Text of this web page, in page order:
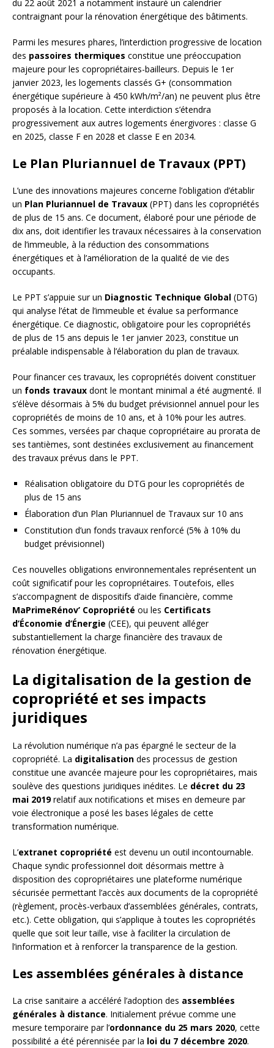
du 22 août 2021 a notamment instauré un calendrier
contraignant pour la rénovation énergétique des bâtiments.
Parmi les mesures phares, l’interdiction progressive de location
des passoires thermiques constitue une préoccupation
majeure pour les copropriétaires-bailleurs. Depuis le 1er
janvier 2023, les logements classés G+ (consommation
énergétique supérieure à 450 kWh/m²/an) ne peuvent plus être
proposés à la location. Cette interdiction s’étendra
progressivement aux autres logements énergivores : classe G
en 2025, classe F en 2028 et classe E en 2034.
Le Plan Pluriannuel de Travaux (PPT)
L’une des innovations majeures concerne l’obligation d’établir
un Plan Pluriannuel de Travaux (PPT) dans les copropriétés
de plus de 15 ans. Ce document, élaboré pour une période de
dix ans, doit identifier les travaux nécessaires à la conservation
de l’immeuble, à la réduction des consommations
énergétiques et à l’amélioration de la qualité de vie des
occupants.
Le PPT s’appuie sur un Diagnostic Technique Global (DTG)
qui analyse l’état de l’immeuble et évalue sa performance
énergétique. Ce diagnostic, obligatoire pour les copropriétés
de plus de 15 ans depuis le 1er janvier 2023, constitue un
préalable indispensable à l’élaboration du plan de travaux.
Pour financer ces travaux, les copropriétés doivent constituer
un fonds travaux dont le montant minimal a été augmenté. Il
s’élève désormais à 5% du budget prévisionnel annuel pour les
copropriétés de moins de 10 ans, et à 10% pour les autres.
Ces sommes, versées par chaque copropriétaire au prorata de
ses tantièmes, sont destinées exclusivement au financement
des travaux prévus dans le PPT.
Réalisation obligatoire du DTG pour les copropriétés de
plus de 15 ans
Élaboration d’un Plan Pluriannuel de Travaux sur 10 ans
Constitution d’un fonds travaux renforcé (5% à 10% du
budget prévisionnel)
Ces nouvelles obligations environnementales représentent un
coût significatif pour les copropriétaires. Toutefois, elles
s’accompagnent de dispositifs d’aide financière, comme
MaPrimeRénov’ Copropriété ou les Certificats
d’Économie d’Énergie (CEE), qui peuvent alléger
substantiellement la charge financière des travaux de
rénovation énergétique.
La digitalisation de la gestion de
copropriété et ses impacts
juridiques
La révolution numérique n’a pas épargné le secteur de la
copropriété. La digitalisation des processus de gestion
constitue une avancée majeure pour les copropriétaires, mais
soulève des questions juridiques inédites. Le décret du 23
mai 2019relatif aux notifications et mises en demeure par
voie électronique a posé les bases légales de cette
transformation numérique.
L’extranet copropriété est devenu un outil incontournable.
Chaque syndic professionnel doit désormais mettre à
disposition des copropriétaires une plateforme numérique
sécurisée permettant l’accès aux documents de la copropriété
(règlement, procès-verbaux d’assemblées générales, contrats,
etc.). Cette obligation, qui s’applique à toutes les copropriétés
quelle que soit leur taille, vise à faciliter la circulation de
l’information et à renforcer la transparence de la gestion.
Les assemblées générales à distance
La crise sanitaire a accéléré l’adoption des assemblées
générales à distance. Initialement prévue comme une
mesure temporaire par l’ordonnance du 25 mars 2020, cette
possibilité a été pérennisée par la loi du 7 décembre 2020.